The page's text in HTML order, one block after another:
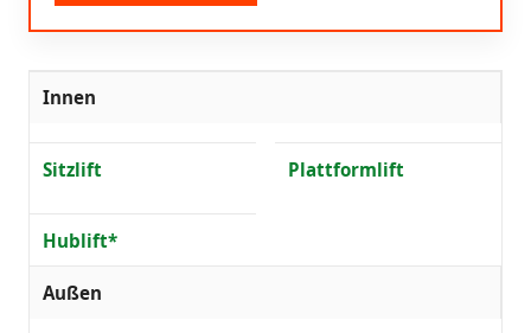
Innen
Sitzlift Plattformlift
Hublift*
Außen